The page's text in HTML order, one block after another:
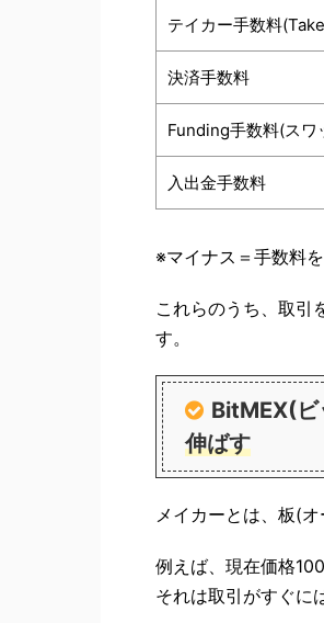
テイカー手数料
決済手数料
Funding手数料(スワ
入出金手数料
※マイナス＝手数料
これらのうち、取引
す。
BitMEX(ビ
伸ばす
メイカーとは、板(
例えば、現在価格
それは取引がすぐに